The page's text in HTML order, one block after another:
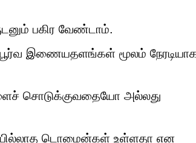
பகிர வேண்டாம்.
இணையதளங்கள் மூலம்
சொடுக்குவதையோ அல்லது
டொமைன்கள் உள்ளதா என